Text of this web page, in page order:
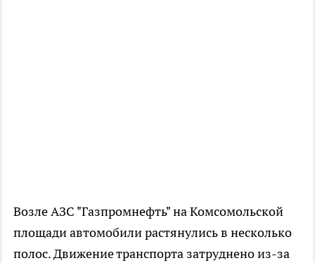
Возле АЗС "Газпромнефть" на Комсомольской
площади автомобили растянулись в несколько
полос. Движение транспорта затруднено из-за